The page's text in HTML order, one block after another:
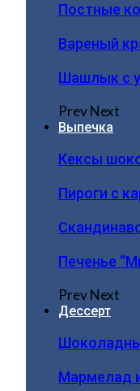
Постные
Вареный
Шашлык с
PrevNext
Выпечка
Кексы
Пироги c
Печенье
PrevNext
Дессерт
Мармелад